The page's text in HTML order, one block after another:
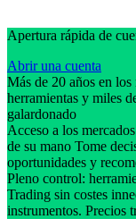
Apertura rápida de
Abrir una cuenta
Más de 20 años en
herramientas y miles
galardonado
Acceso a los
de su mano Tome
oportunidades y
Pleno control:
Trading sin costes
instrumentos. Precios